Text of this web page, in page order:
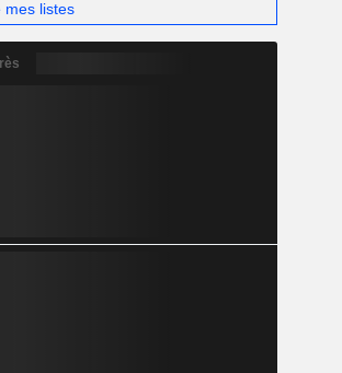
mes listes